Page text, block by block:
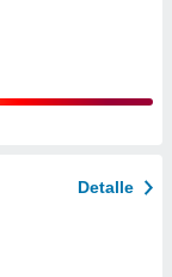
Detalle